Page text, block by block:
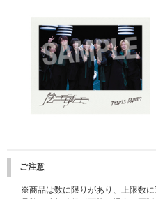
ご注意
※商品は数に限りがあり、上限数